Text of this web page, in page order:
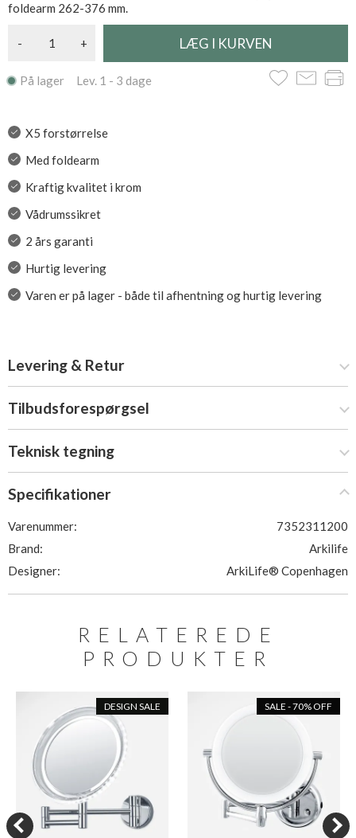
foldearm 262-376 mm.
- +
På lager Lev. 1 - 3 dage
X5 forstørrelse
Med foldearm
Kraftig kvalitet i krom
Vådrumssikret
2 års garanti
Hurtig levering
Varen er på lager - både til afhentning og hurtig levering
Levering & Retur
Tilbudsforespørgsel
Teknisk tegning
Specifikationer
Varenummer:
7352311200
Brand:
Arkilife
Designer:
ArkiLife® Copenhagen
RELATEREDE
PRODUKTER
DESIGN SALE SALE - 70% OFF